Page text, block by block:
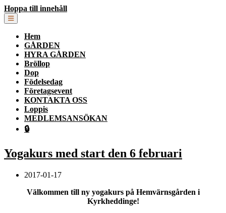
Hoppa till innehåll
Hem
GÅRDEN
HYRA GÅRDEN
Bröllop
Dop
Födelsedag
Företagsevent
KONTAKTA OSS
Loppis
MEDLEMSANSÖKAN
🔒
Yogakurs med start den 6 februari
2017-01-17
Välkommen till ny yogakurs på Hemvärnsgården i
Kyrkheddinge!